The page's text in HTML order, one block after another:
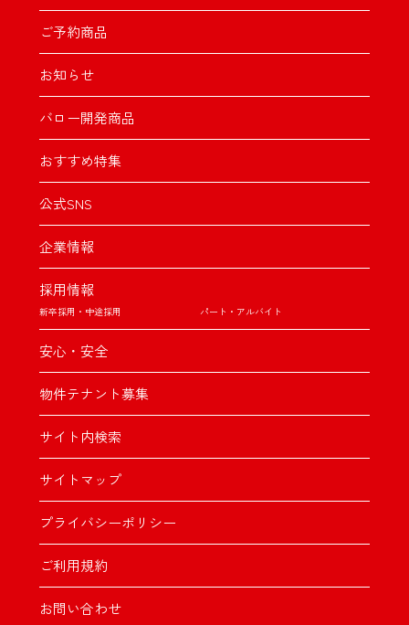
ご予約商品
お知らせ
バロー開発商品
おすすめ特集
公式SNS
企業情報
採用情報
新卒採用・中途採用 パート・アルバイト
安心・安全
物件テナント募集
サイト内検索
サイトマップ
プライバシーポリシー
ご利用規約
お問い合わせ